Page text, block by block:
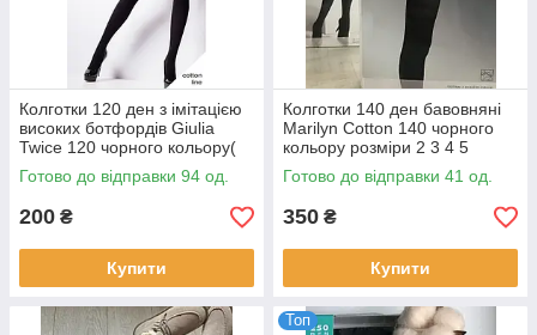
Колготки 120 ден з імітацією
високих ботфордів Giulia
Twice 120 чорного кольору(
верх сірий , мокко ) розміри 2
3 4
Готово до відправки 94 од.
200 ₴
Купити
Колготки 140 ден бавовняні
Marilyn Cotton 140 чорного
кольору розміри 2 3 4 5
Готово до відправки 41 од.
350 ₴
Купити
Топ